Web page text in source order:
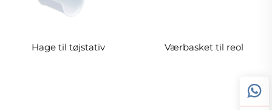
Hage til tøjstativ Værbasket til reol